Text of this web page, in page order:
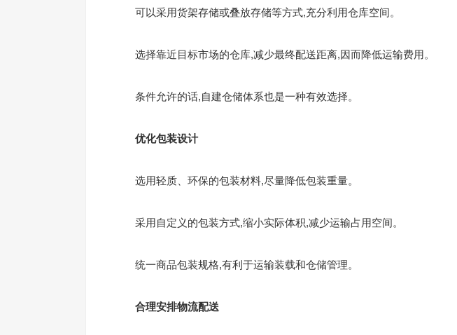
可以采用货架存储或叠放存储等方式,充分利用仓库空间。
选择靠近目标市场的仓库,减少最终配送距离,因而降低运输费用。
条件允许的话,自建仓储体系也是一种有效选择。
优化包装设计
选用轻质、环保的包装材料,尽量降低包装重量。
采用自定义的包装方式,缩小实际体积,减少运输占用空间。
统一商品包装规格,有利于运输装载和仓储管理。
合理安排物流配送